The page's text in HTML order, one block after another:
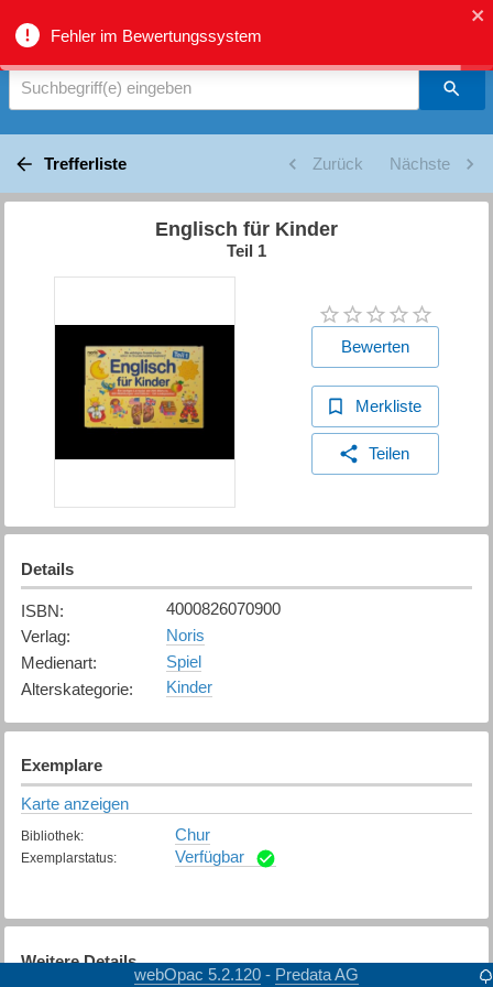
Fehler im Bewertungssystem
biblio.gr - Suche
Suchbegriff(e) eingeben
Trefferliste Zurück Nächste
Englisch für Kinder
Teil 1
Bewerten
Merkliste
Teilen
Details
ISBN:
4000826070900
Verlag:
Noris
Medienart:
Spiel
Alterskategorie: Kinder
Exemplare
Karte anzeigen
Bibliothek: Chur
Exemplarstatus: Verfügbar
Weitere Details
webOpac 5.2.120 - Predata AG